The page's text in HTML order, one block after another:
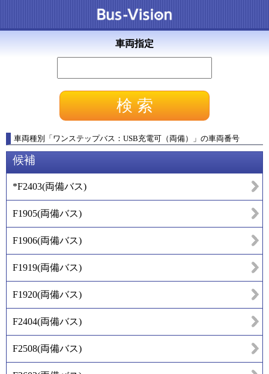
車両指定
車両種別 「 ワンステップバス：USB充電可（両備） 」 の車両番号
候補
*F2403(両備バス)
F1905(両備バス)
F1906(両備バス)
F1919(両備バス)
F1920(両備バス)
F2404(両備バス)
F2508(両備バス)